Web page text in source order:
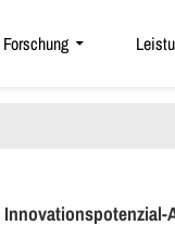
Forschung
Innovationspotenzial-